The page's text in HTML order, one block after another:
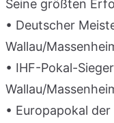
Seine größten
• Deutscher
Wallau/
• IHF-Pokal-
Wallau/
• Europapokal